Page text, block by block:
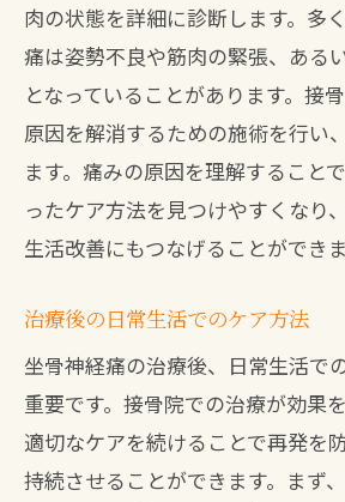
肉の状態を詳細に診断します。多
痛は姿勢不良や筋肉の緊張、ある
となっていることがあります。接
原因を解消するための施術を行い
ます。痛みの原因を理解すること
ったケア方法を見つけやすくなり
生活改善にもつなげることができま
治療後の日常生活でのケア方法
坐骨神経痛の治療後、日常生活で
重要です。接骨院での治療が効果
適切なケアを続けることで再発を
持続させることができます。まず